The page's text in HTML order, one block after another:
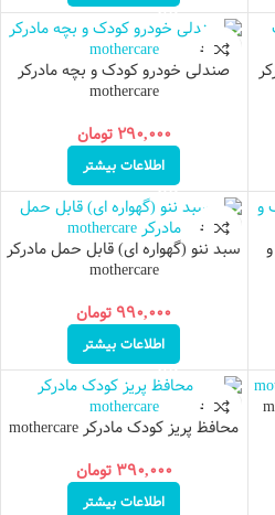
ناموجود
صندلی خودرو کودک و بچه مادرکر
mothercare
۲۹۰,۰۰۰ تومان
اطلاعات بیشتر
ناموجود
سبد ننو (گهواره اى) قابل حمل مادرکر
mothercare
۹۹۰,۰۰۰ تومان
اطلاعات بیشتر
ناموجود
محافظ پریز کودک مادرکر mothercare
۳۹۰,۰۰۰ تومان
اطلاعات بیشتر